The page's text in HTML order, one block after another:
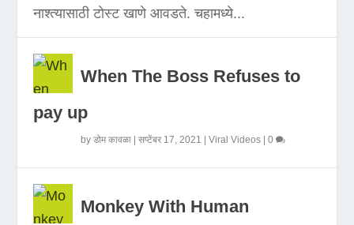
नाश्त्यासाठी टोस्ट खाणे आवडते. चहामध्ये...
When The Boss Refuses to
pay up
byडोम कावळा |सप्टेंबर 17, 2021 |Viral Videos |0
Monkey With Human